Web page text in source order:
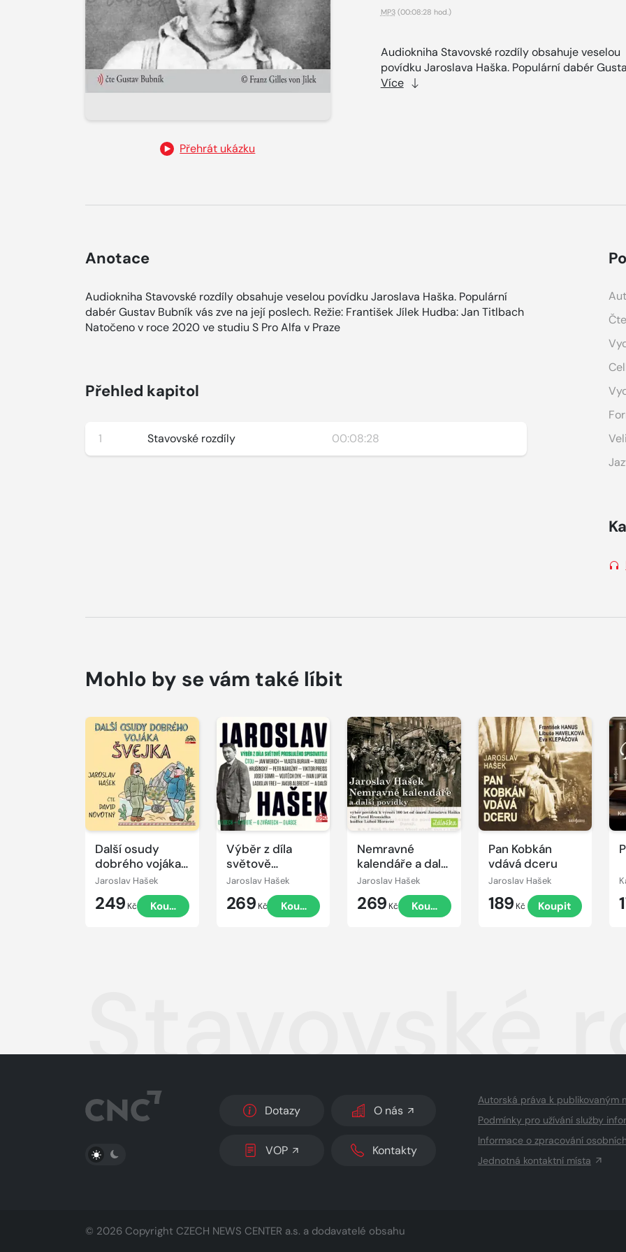
Přehrát ukázku
MP3(00:08:28 hod.)
Audiokniha Stavovské rozdíly obsahuje veselou
povídku Jaroslava Haška. Populární dabér
Více
Anotace
Audiokniha Stavovské rozdíly obsahuje veselou povídku Jaroslava Haška. Populární
dabér Gustav Bubník vás zve na její poslech. Režie: František Jílek Hudba: Jan Titlbach
Natočeno v roce 2020 ve studiu S Pro Alfa v Praze
Přehled kapitol
1 Stavovské rozdíly 00:08:28
Mohlo by se vám také líbit
Další osudy
dobrého vojáka
Švejka
Jaroslav Hašek
249 Kč Koupit
Přehrát
ukázku
Výběr z díla
světově
proslulého
spisovatele
Jaroslav Hašek
269 Kč Koupit
Přehrát
ukázku
Nemravné
kalendáře a další
povídky
Jaroslav Hašek
269 Kč Koupit
Přehrát
ukázku
Pan Kobkán
vdává dceru
Jaroslav Hašek
189 Kč Koupit
Přehrát
ukázku
Stavovské
PŘEPNOUT SVĚTLÝ/TMAVÝ REŽIM
Dotazy O nás
VOP Kontakty
Autorská práva k publikovaným
Podmínky pro užívání služby
Informace o zpracování
Jednotná kontaktní místa
© 2026 Copyright CZECH NEWS CENTER a.s. a dodavatelé obsahu